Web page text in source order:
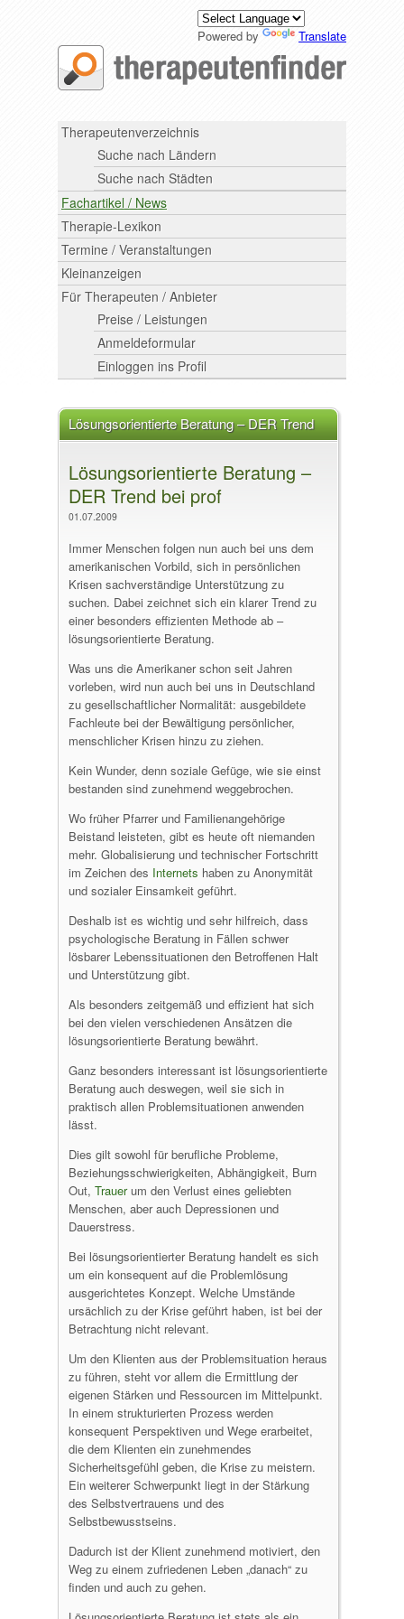
Powered by Translate
Therapeutenverzeichnis
Suche nach Ländern
Suche nach Städten
Fachartikel / News
Therapie-Lexikon
Termine / Veranstaltungen
Kleinanzeigen
Für Therapeuten / Anbieter
Preise / Leistungen
Anmeldeformular
Einloggen ins Profil
Lösungsorientierte Beratung – DER Trend
bei prof
Lösungsorientierte Beratung –
DER Trend bei prof
01.07.2009
Immer Menschen folgen nun auch bei uns dem
amerikanischen Vorbild, sich in persönlichen
Krisen sachverständige Unterstützung zu
suchen. Dabei zeichnet sich ein klarer Trend zu
einer besonders effizienten Methode ab –
lösungsorientierte Beratung.
Was uns die Amerikaner schon seit Jahren
vorleben, wird nun auch bei uns in Deutschland
zu gesellschaftlicher Normalität: ausgebildete
Fachleute bei der Bewältigung persönlicher,
menschlicher Krisen hinzu zu ziehen.
Kein Wunder, denn soziale Gefüge, wie sie einst
bestanden sind zunehmend weggebrochen.
Wo früher Pfarrer und Familienangehörige
Beistand leisteten, gibt es heute oft niemanden
mehr. Globalisierung und technischer Fortschritt
im Zeichen des Internets haben zu Anonymität
und sozialer Einsamkeit geführt.
Deshalb ist es wichtig und sehr hilfreich, dass
psychologische Beratung in Fällen schwer
lösbarer Lebenssituationen den Betroffenen Halt
und Unterstützung gibt.
Als besonders zeitgemäß und effizient hat sich
bei den vielen verschiedenen Ansätzen die
lösungsorientierte Beratung bewährt.
Ganz besonders interessant ist lösungsorientierte
Beratung auch deswegen, weil sie sich in
praktisch allen Problemsituationen anwenden
lässt.
Dies gilt sowohl für berufliche Probleme,
Beziehungsschwierigkeiten, Abhängigkeit, Burn
Out, Trauerum den Verlust eines geliebten
Menschen, aber auch Depressionen und
Dauerstress.
Bei lösungsorientierter Beratung handelt es sich
um ein konsequent auf die Problemlösung
ausgerichtetes Konzept. Welche Umstände
ursächlich zu der Krise geführt haben, ist bei der
Betrachtung nicht relevant.
Um den Klienten aus der Problemsituation heraus
zu führen, steht vor allem die Ermittlung der
eigenen Stärken und Ressourcen im Mittelpunkt.
In einem strukturierten Prozess werden
konsequent Perspektiven und Wege erarbeitet,
die dem Klienten ein zunehmendes
Sicherheitsgefühl geben, die Krise zu meistern.
Ein weiterer Schwerpunkt liegt in der Stärkung
des Selbstvertrauens und des
Selbstbewusstseins.
Dadurch ist der Klient zunehmend motiviert, den
Weg zu einem zufriedenen Leben „danach“ zu
finden und auch zu gehen.